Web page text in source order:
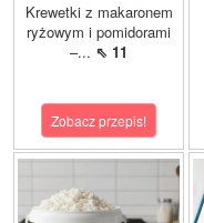
Krewetki z makaronem
ryżowym i pomidorami
–... ⇖ 11
Zobacz przepis!